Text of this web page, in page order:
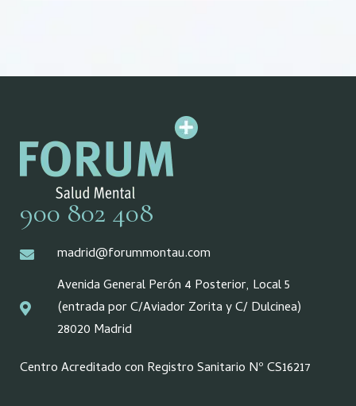
900 802 408
madrid@forummontau.com
Avenida General Perón 4 Posterior, Local 5
(entrada por C/Aviador Zorita y C/ Dulcinea)
28020 Madrid
Centro Acreditado con Registro Sanitario Nº CS16217